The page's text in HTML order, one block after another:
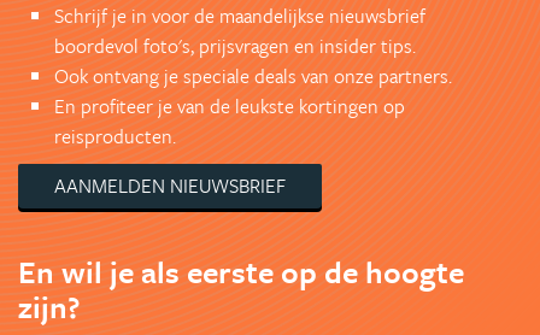
Schrijf je in voor de maandelijkse nieuwsbrief
boordevol foto's, prijsvragen en insider tips.
Ook ontvang je speciale deals van onze partners.
En profiteer je van de leukste kortingen op
reisproducten.
AANMELDEN NIEUWSBRIEF
En wil je als eerste op de hoogte
zijn?